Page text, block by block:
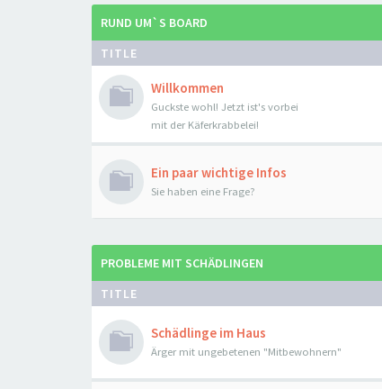
RUND UM`S BOARD
TITLE
Willkommen
Guckste wohl! Jetzt ist's vorbei
mit der Käferkrabbelei!
Ein paar wichtige Infos
Sie haben eine Frage?
PROBLEME MIT SCHÄDLINGEN
TITLE
Schädlinge im Haus
Ärger mit ungebetenen "Mitbewohnern"